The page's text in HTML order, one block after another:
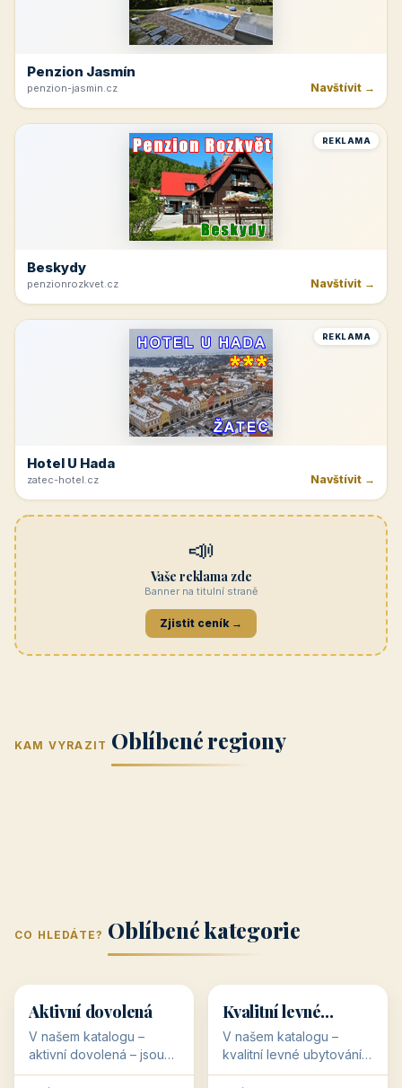
Penzion Jasmín
penzion-jasmin.cz Navštívit →
REKLAMA
Beskydy
penzionrozkvet.cz Navštívit →
REKLAMA
Hotel U Hada
zatec-hotel.cz Navštívit →
📣
Vaše reklama zde
Banner na titulní straně
Zjistit ceník →
KAM VYRAZIT Oblíbené regiony
(Jihomoravský
kraj)
kraj)
Zlínský kraj Žilinský
Karlovarský
Střední Čechy
(Středočeský
CO HLEDÁTE? Oblíbené kategorie
🥾 36 objektů
Aktivní dovolená
V našem katalogu –
aktivní dovolená – jsou
pro Vás připraveny
💰
💰
34 objektů
Kvalitní levné
ubytování
V našem katalogu –
kvalitní levné ubytování –
jsou pro Vás připraveny